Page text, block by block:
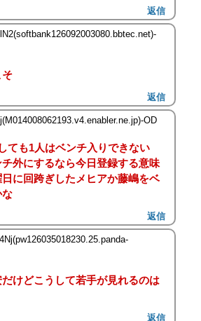
返信
そ
返信
OD
ても1人はベンチ入りできない
外にするなら今日登録する意味
に回跨ぎしたメヒアか藤嶋をベ
な
返信
けどこうして若手が見れるのは
返信